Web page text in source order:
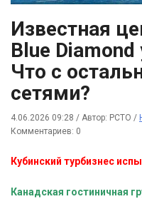
Известная
Blue
Что с
сетями?
4.06.2026 09:28 / Автор: РСТО /
Комментариев: 0
Кубинский турбизнес
Канадская гостиничная